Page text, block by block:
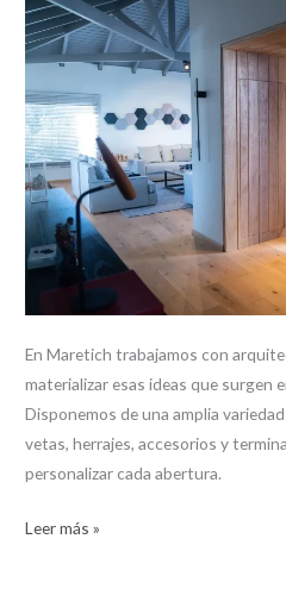
En Maretich trabajamos con
materializar esas ideas que surgen
Disponemos de una amplia
vetas, herrajes, accesorios y
personalizar cada abertura.
La
madera
material
noble,
flexible
y
atemporal
Leer más »